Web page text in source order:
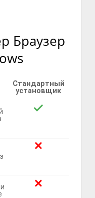
Браузер
Стандартный
установщик